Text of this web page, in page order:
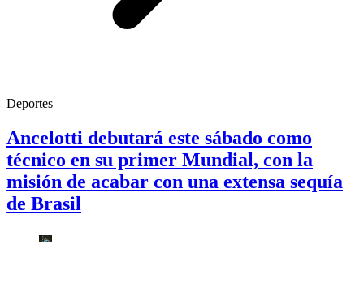
Deportes
Ancelotti debutará este sábado como
técnico en su primer Mundial, con la
misión de acabar con una extensa sequía
de Brasil